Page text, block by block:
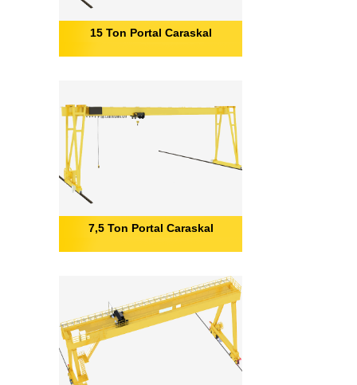
15 Ton Portal Caraskal
7,5 Ton Portal Caraskal